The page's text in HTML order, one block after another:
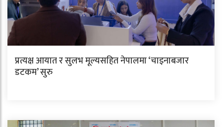
प्रत्यक्ष आयात र सुलभ मूल्यसहित नेपालमा ‘चाइनाबजार
डटकम’ सुरु